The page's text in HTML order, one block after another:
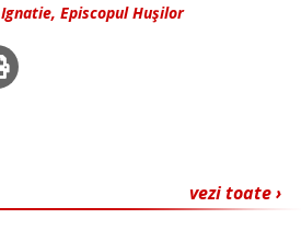
Ignatie, Episcopul Huşilor
vezi toate ›